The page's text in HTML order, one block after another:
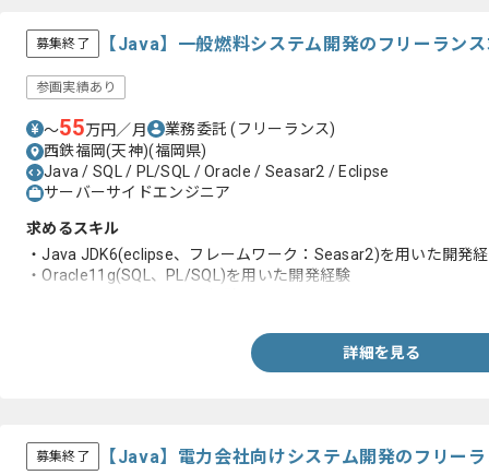
募集終了 【Java】一般燃料システム開発のフリーラン
参画実績あり
〜55万円／月 業務委託(フリーランス)
西鉄福岡(天神)(福岡県)
Java / SQL / PL/SQL / Oracle / Seasar2 / Eclipse
サーバーサイドエンジニア
求めるスキル
・Java JDK6(eclipse、フレームワーク：Seasar2)を用いた開発
・Oracle11g(SQL、PL/SQL)を用いた開発経験
詳細を見る
募集終了 【Java】電力会社向けシステム開発のフリー